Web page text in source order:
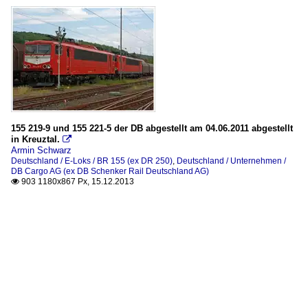
155 219-9 und 155 221-5 der DB abgestellt am 04.06.2011 abgestellt
in Kreuztal. 
Armin Schwarz
Deutschland / E-Loks / BR 155 (ex DR 250) Deutschland / Unternehmen /
DB Cargo AG (ex DB Schenker Rail Deutschland AG)
 903 1180x867 Px, 15.12.2013